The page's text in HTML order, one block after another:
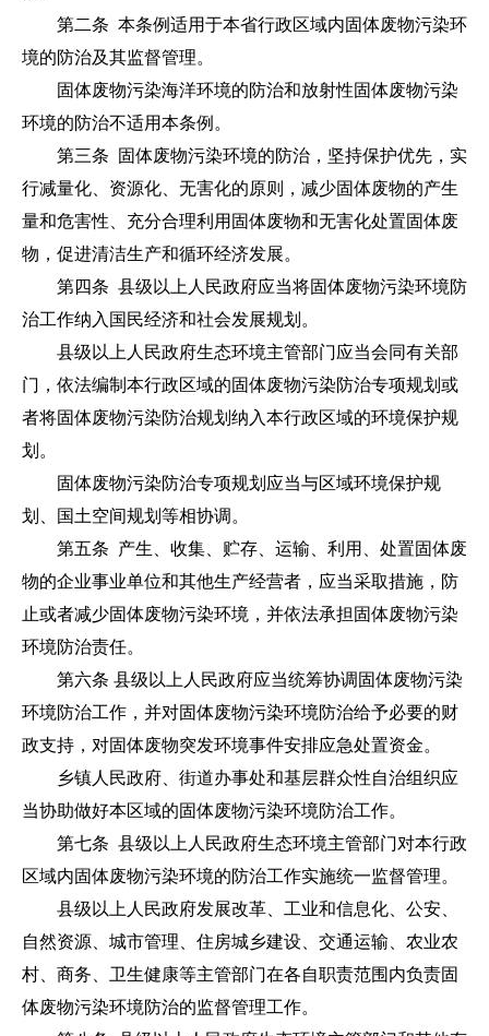
第二条 本条例适用于本省行政区域内固体废物污染环
境的防治及其监督管理。
固体废物污染海洋环境的防治和放射性固体废物污染
环境的防治不适用本条例。
第三条 固体废物污染环境的防治，坚持保护优先，实
行减量化、资源化、无害化的原则，减少固体废物的产生
量和危害性、充分合理利用固体废物和无害化处置固体废
物，促进清洁生产和循环经济发展。
第四条 县级以上人民政府应当将固体废物污染环境防
治工作纳入国民经济和社会发展规划。
县级以上人民政府生态环境主管部门应当会同有关部
门，依法编制本行政区域的固体废物污染防治专项规划或
者将固体废物污染防治规划纳入本行政区域的环境保护规
划。
固体废物污染防治专项规划应当与区域环境保护规
划、国土空间规划等相协调。
第五条 产生、收集、贮存、运输、利用、处置固体废
物的企业事业单位和其他生产经营者，应当采取措施，防
止或者减少固体废物污染环境，并依法承担固体废物污染
环境防治责任。
第六条 县级以上人民政府应当统筹协调固体废物污染
环境防治工作，并对固体废物污染环境防治给予必要的财
政支持，对固体废物突发环境事件安排应急处置资金。
乡镇人民政府、街道办事处和基层群众性自治组织应
当协助做好本区域的固体废物污染环境防治工作。
第七条 县级以上人民政府生态环境主管部门对本行政
区域内固体废物污染环境的防治工作实施统一监督管理。
县级以上人民政府发展改革、工业和信息化、公安、
自然资源、城市管理、住房城乡建设、交通运输、农业农
村、商务、卫生健康等主管部门在各自职责范围内负责固
体废物污染环境防治的监督管理工作。